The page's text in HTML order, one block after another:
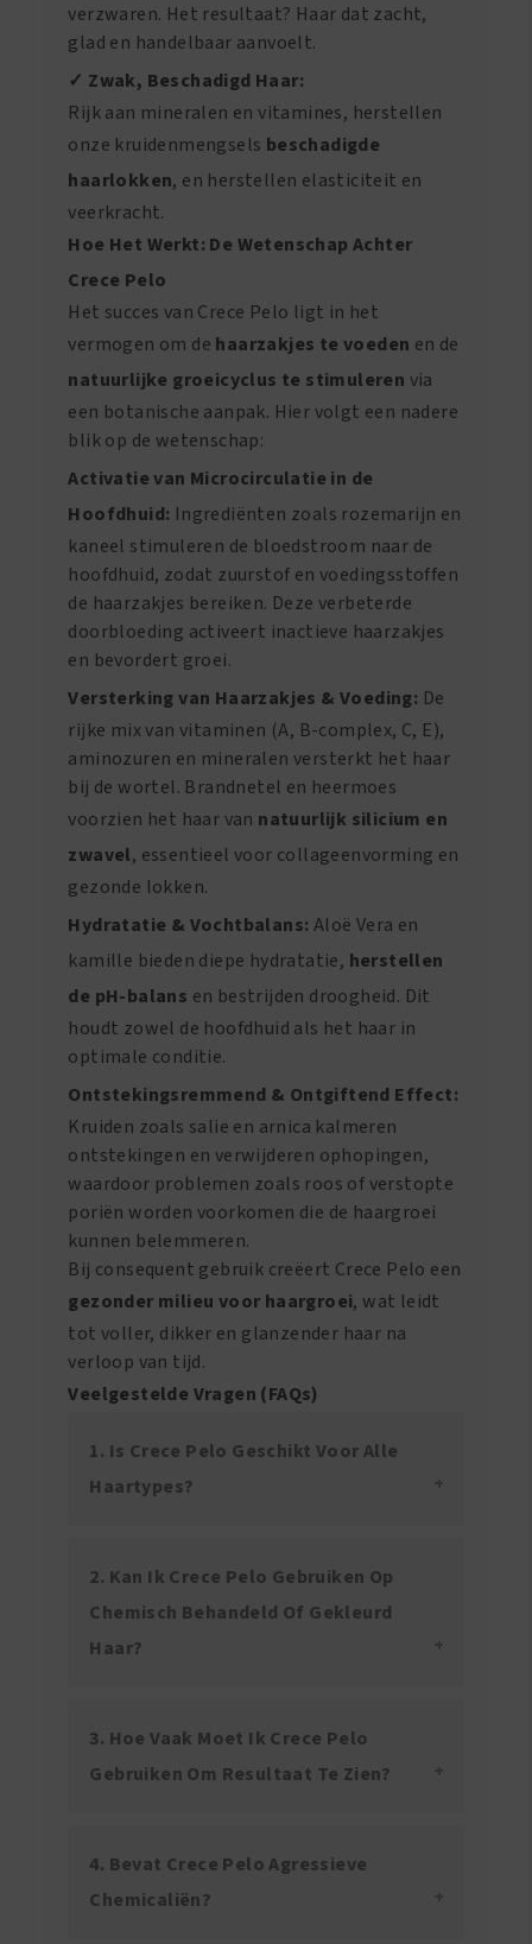
verzwaren. Het resultaat? Haar dat zacht,
glad en handelbaar aanvoelt.
✓ Zwak, Beschadigd Haar:
Rijk aan mineralen en vitamines, herstellen
onze kruidenmengsels beschadigde
haarlokken, en herstellen elasticiteit en
veerkracht.
Hoe Het Werkt: De Wetenschap Achter
Crece Pelo
Het succes van Crece Pelo ligt in het
vermogen om de haarzakjes te voeden en de
natuurlijke groeicyclus te stimuleren via
een botanische aanpak. Hier volgt een nadere
blik op de wetenschap:
Activatie van Microcirculatie in de
Hoofdhuid: Ingrediënten zoals rozemarijn en
kaneel stimuleren de bloedstroom naar de
hoofdhuid, zodat zuurstof en voedingsstoffen
de haarzakjes bereiken. Deze verbeterde
doorbloeding activeert inactieve haarzakjes
en bevordert groei.
Versterking van Haarzakjes & Voeding: De
rijke mix van vitaminen (A, B-complex, C, E),
aminozuren en mineralen versterkt het haar
bij de wortel. Brandnetel en heermoes
voorzien het haar van natuurlijk silicium en
zwavel, essentieel voor collageenvorming en
gezonde lokken.
Hydratatie & Vochtbalans: Aloë Vera en
kamille bieden diepe hydratatie, herstellen
de pH-balans en bestrijden droogheid. Dit
houdt zowel de hoofdhuid als het haar in
optimale conditie.
Ontstekingsremmend & Ontgiftend Effect:
Kruiden zoals salie en arnica kalmeren
ontstekingen en verwijderen ophopingen,
waardoor problemen zoals roos of verstopte
poriën worden voorkomen die de haargroei
kunnen belemmeren.
Bij consequent gebruik creëert Crece Pelo een
gezonder milieu voor haargroei, wat leidt
tot voller, dikker en glanzender haar na
verloop van tijd.
Veelgestelde Vragen (FAQs)
1. Is Crece Pelo Geschikt Voor Alle
Haartypes?
2. Kan Ik Crece Pelo Gebruiken Op
Chemisch Behandeld Of Gekleurd
Haar?
3. Hoe Vaak Moet Ik Crece Pelo
Gebruiken Om Resultaat Te Zien?
4. Bevat Crece Pelo Agressieve
Chemicaliën?